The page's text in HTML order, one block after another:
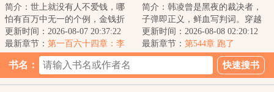
简介：世上就没有人不爱钱，哪
怕有百万中无一的个例，金钱折
不了他的腰，但却能折他父母的
腰，他亲戚的腰...
更新时间：2026-08-07 20:37:22
最新章节： 第一百六十四章：李
简介：韩凌曾是黑夜的裁决者，
子弹即正义，鲜血写判词。穿越
重获新生，那些曾经猎杀的魑魅
魍魉，如今变成...
更新时间：2026-08-08 02:20:12
最新章节： 第544章 跑了
书名：